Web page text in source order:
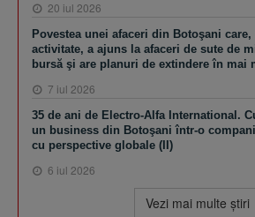
20 iul 2026
Povestea unei afaceri din Botoşani
activitate, a ajuns la afaceri de sute de
bursă şi are planuri de extindere în mai
7 iul 2026
35 de ani de Electro-Alfa International.
un business din Botoşani într-o
cu perspective globale (II)
6 iul 2026
Vezi mai multe ştiri